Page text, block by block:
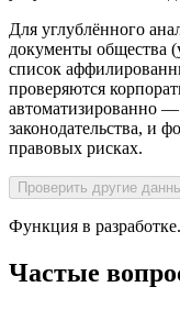
Для углублённого
документы общества
список
проверяются
автоматизированно —
законодательства, и
правовых рисках.
Проверить другие
Функция в
Частые